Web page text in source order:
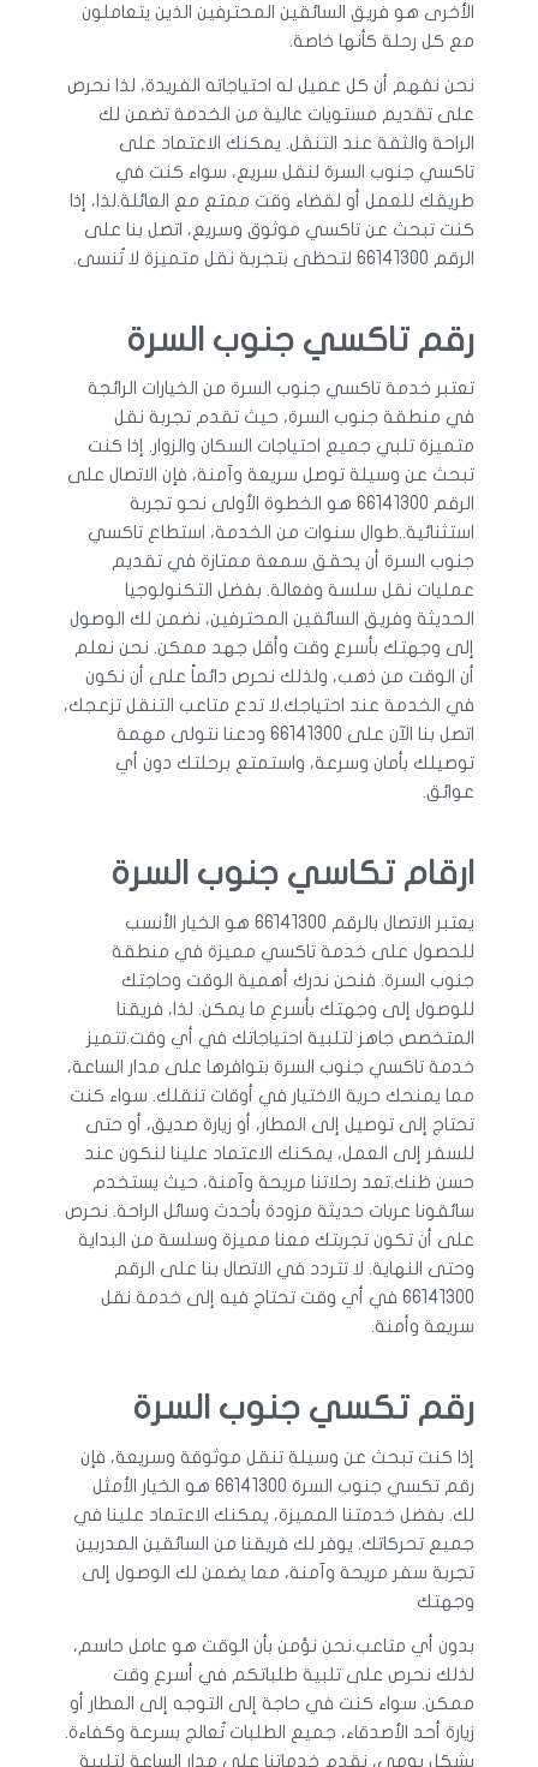
الأخرى هو فريق السائقين المحترفين الذين يتعاملون
مع كل رحلة كأنها خاصة.
نحن نفهم أن كل عميل له احتياجاته الفريدة، لذا نحرص
على تقديم مستويات عالية من الخدمة تضمن لك
الراحة والثقة عند التنقل. يمكنك الاعتماد على
تاكسي جنوب السرة لنقل سريع، سواء كنت في
طريقك للعمل أو لقضاء وقت ممتع مع العائلة.لذا، إذا
كنت تبحث عن تاكسي موثوق وسريع، اتصل بنا على
الرقم 66141300 لتحظى بتجربة نقل متميزة لا تُنسى.
رقم تاكسي جنوب السرة
تعتبر خدمة تاكسي جنوب السرة من الخيارات الرائجة
في منطقة جنوب السرة، حيث تقدم تجربة نقل
متميزة تلبي جميع احتياجات السكان والزوار. إذا كنت
تبحث عن وسيلة توصل سريعة وآمنة، فإن الاتصال على
الرقم 66141300 هو الخطوة الأولى نحو تجربة
استثنائية..طوال سنوات من الخدمة، استطاع تاكسي
جنوب السرة أن يحقق سمعة ممتازة في تقديم
عمليات نقل سلسة وفعالة. بفضل التكنولوجيا
الحديثة وفريق السائقين المحترفين، نضمن لك الوصول
إلى وجهتك بأسرع وقت وأقل جهد ممكن. نحن نعلم
أن الوقت من ذهب، ولذلك نحرص دائماً على أن نكون
في الخدمة عند احتياجك.لا تدع متاعب التنقل تزعجك،
اتصل بنا الآن على 66141300 ودعنا نتولى مهمة
توصيلك بأمان وسرعة، واستمتع برحلتك دون أي
عوائق.
ارقام تكاسي جنوب السرة
يعتبر الاتصال بالرقم 66141300 هو الخيار الأنسب
للحصول على خدمة تاكسي مميزة في منطقة
جنوب السرة. فنحن ندرك أهمية الوقت وحاجتك
للوصول إلى وجهتك بأسرع ما يمكن. لذا، فريقنا
المتخصص جاهز لتلبية احتياجاتك في أي وقت.تتميز
خدمة تاكسي جنوب السرة بتوافرها على مدار الساعة،
مما يمنحك حرية الاختيار في أوقات تنقلك. سواء كنت
تحتاج إلى توصيل إلى المطار، أو زيارة صديق، أو حتى
للسفر إلى العمل، يمكنك الاعتماد علينا لنكون عند
حسن ظنك.تعد رحلاتنا مريحة وآمنة، حيث يستخدم
سائقونا عربات حديثة مزودة بأحدث وسائل الراحة. نحرص
على أن تكون تجربتك معنا مميزة وسلسة من البداية
وحتى النهاية. لا تتردد في الاتصال بنا على الرقم
66141300 في أي وقت تحتاج فيه إلى خدمة نقل
سريعة وأمنة.
رقم تكسي جنوب السرة
إذا كنت تبحث عن وسيلة تنقل موثوقة وسريعة، فإن
رقم تكسي جنوب السرة 66141300 هو الخيار الأمثل
لك. بفضل خدمتنا المميزة، يمكنك الاعتماد علينا في
جميع تحركاتك. يوفر لك فريقنا من السائقين المدربين
تجربة سفر مريحة وآمنة، مما يضمن لك الوصول إلى
وجهتك
بدون أي متاعب.نحن نؤمن بأن الوقت هو عامل حاسم،
لذلك نحرص على تلبية طلباتكم في أسرع وقت
ممكن. سواء كنت في حاجة إلى التوجه إلى المطار أو
زيارة أحد الأصدقاء، جميع الطلبات تُعالج بسرعة وكفاءة.
بشكل يومي، نقدم خدماتنا على مدار الساعة لتلبية